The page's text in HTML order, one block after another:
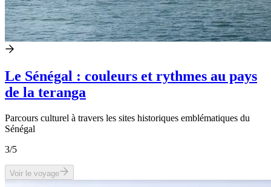
Le Sénégal : couleurs et rythmes au pays
de la teranga
Parcours culturel à travers les sites historiques emblématiques du
Sénégal
3/5
Voir le voyage